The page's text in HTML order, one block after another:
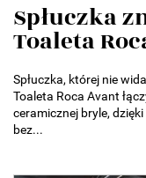
Spłuczka
Toaleta
Spłuczka, której nie
Toaleta Roca Avant
ceramicznej bryle,
bez...